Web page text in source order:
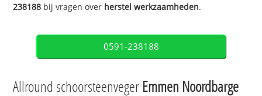
238188 bij vragen over herstel werkzaamheden.
0591-238188
Allround schoorsteenveger Emmen Noordbarge